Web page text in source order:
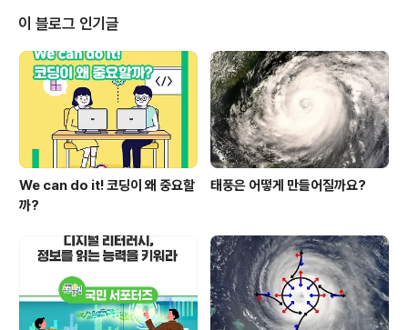
록 각종 지원을 아끼지 않은 장애대학생 지원 담당자 등 각
분야에서 선정되었습니다.※ 표창 분야 및 인원 : 교직원(11
6명), 장애대학생 지원(5명), 교육지원 유관기관(4명) 등
총 125명​장애학생 교육에 공헌한 수상자의 주요 공적내용
은 다음과 같습니다. 충남기계공업고등학교 교사 함동혁
(남, 44세)은 시..
이 블로그 인기글
We can do it! 코딩이 왜 중요할
까?
태풍은 어떻게 만들어질까요?